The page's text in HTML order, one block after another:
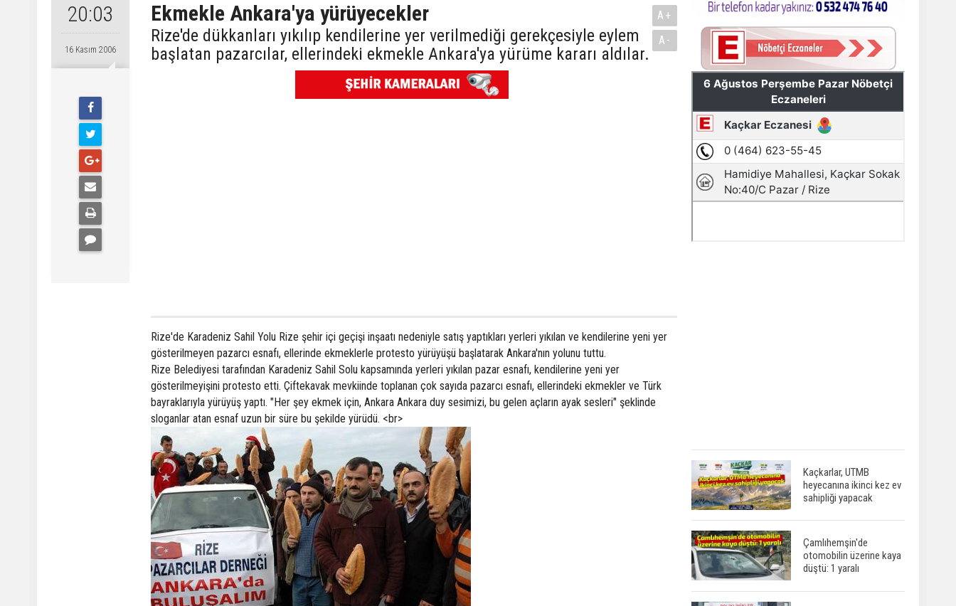
20:03
16 Kasım 2006
Ekmekle Ankara'ya yürüyecekler
Rize'de dükkanları yıkılıp kendilerine yer verilmediği gerekçesiyle eylem
başlatan pazarcılar, ellerindeki ekmekle Ankara'ya yürüme kararı aldılar.
A+
A-
Rize'de Karadeniz Sahil Yolu Rize şehir içi geçişi inşaatı nedeniyle satış yaptıkları yerleri yıkılan ve kendilerine yeni yer
gösterilmeyen pazarcı esnafı, ellerinde ekmeklerle protesto yürüyüşü başlatarak Ankara'nın yolunu tuttu.
Rize Belediyesi tarafından Karadeniz Sahil Solu kapsamında yerleri yıkılan pazar esnafı, kendilerine yeni yer
gösterilmeyişini protesto etti. Çiftekavak mevkiinde toplanan çok sayıda pazarcı esnafı, ellerindeki ekmekler ve Türk
bayraklarıyla yürüyüş yaptı. "Her şey ekmek için, Ankara Ankara duy sesimizi, bu gelen açların ayak sesleri" şeklinde
sloganlar atan esnaf uzun bir süre bu şekilde yürüdü. <br>
Kaçkarlar, UTMB
heyecanına ikinci kez ev
sahipliği yapacak
Çamlıhemşin'de
otomobilin üzerine kaya
düştü: 1 yaralı